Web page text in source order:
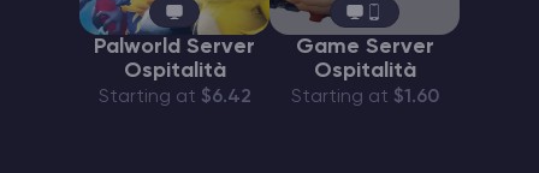
Palworld Server
Ospitalità
Starting at $6.42
Game Server
Ospitalità
Starting at $1.60